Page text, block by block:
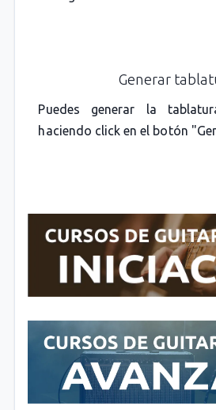
Generar
Puedes generar la
haciendo click en el botón